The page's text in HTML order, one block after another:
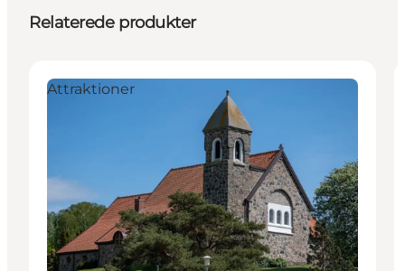
Relaterede produkter
Attraktioner